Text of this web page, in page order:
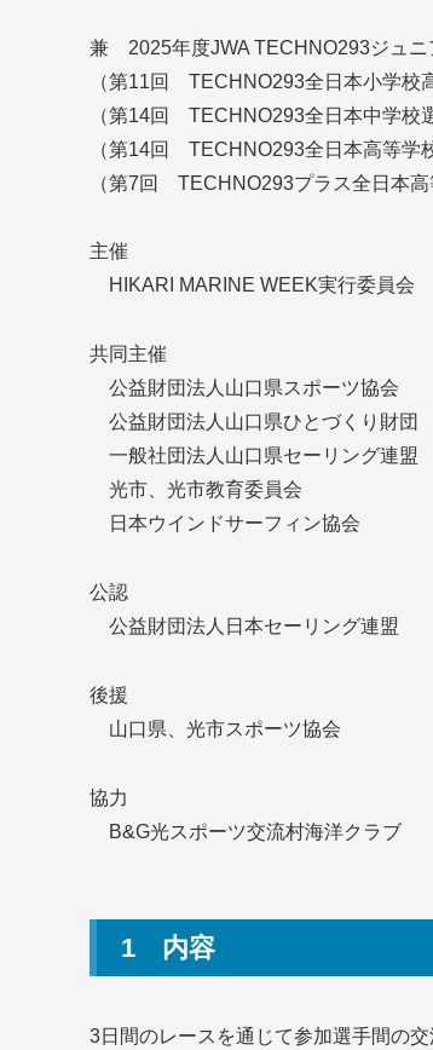
兼 2025年度JWA TECHNO293ジュニ
（第11回 TECHNO293全日本小学校
（第14回 TECHNO293全日本中学校
（第14回 TECHNO293全日本高等学
（第7回 TECHNO293プラス全日本高
主催
HIKARI MARINE WEEK実行委員会
共同主催
公益財団法人山口県スポーツ協会
公益財団法人山口県ひとづくり財団
一般社団法人山口県セーリング連盟
光市、光市教育委員会
日本ウインドサーフィン協会
公認
公益財団法人日本セーリング連盟
後援
山口県、光市スポーツ協会
協力
B&G光スポーツ交流村海洋クラブ
1 内容
3日間のレースを通じて参加選手間の